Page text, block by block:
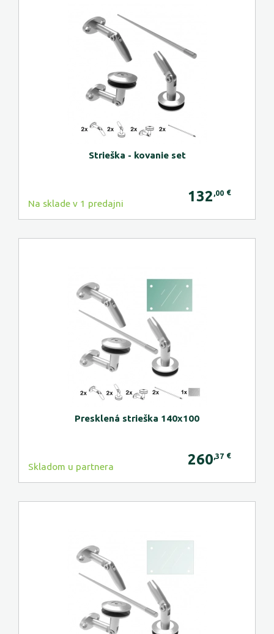
Strieška - kovanie set
Na sklade v 1 predajni 132 ,00 €
Presklená strieška 140x100
Skladom u partnera 260 ,37 €